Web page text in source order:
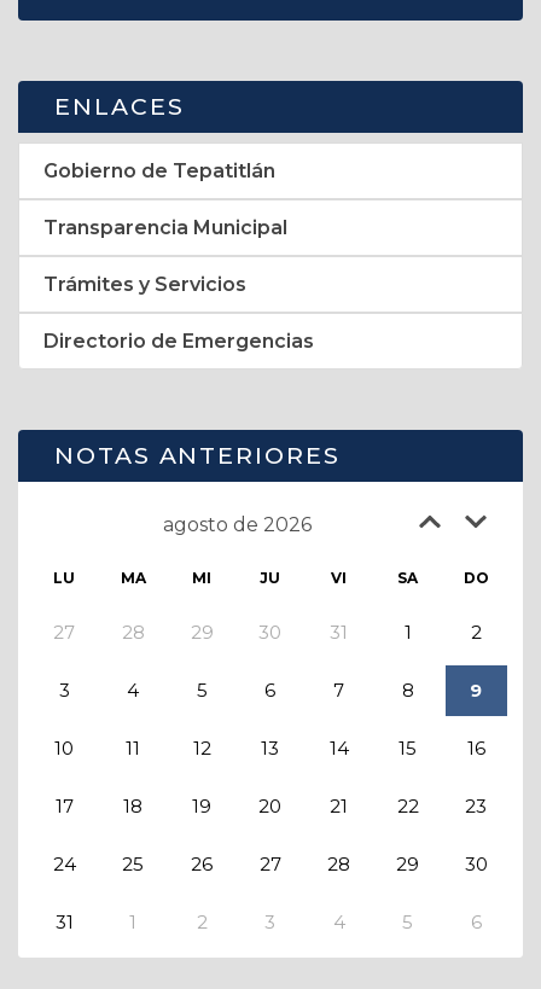
ENLACES
Gobierno de Tepatitlán
Transparencia Municipal
Trámites y Servicios
Directorio de Emergencias
NOTAS ANTERIORES
agosto de 2026
LU MA MI JU VI SA DO
27 28 29 30 31 1 2
3 4 5 6 7 8 9
10 11 12 13 14 15 16
17 18 19 20 21 22 23
24 25 26 27 28 29 30
31 1 2 3 4 5 6